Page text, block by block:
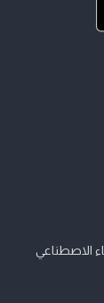
Follow
Follow
الاصطناعي